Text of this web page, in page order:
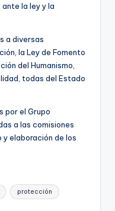
la ley y la
a diversas
la Ley de Fomento
del Humanismo,
todas del Estado
por el Grupo
a las comisiones
elaboración de los
protección